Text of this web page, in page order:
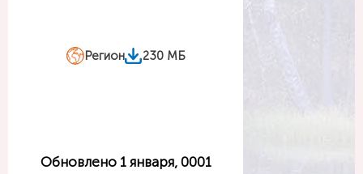
Регион 230 МБ
Обновлено 1 января, 0001